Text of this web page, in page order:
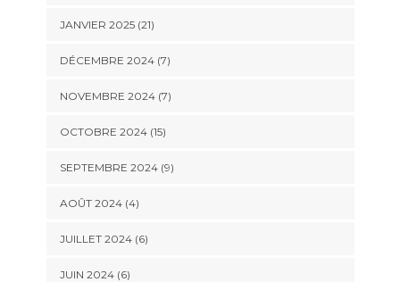
JANVIER 2025 (21)
DÉCEMBRE 2024 (7)
NOVEMBRE 2024 (7)
OCTOBRE 2024 (15)
SEPTEMBRE 2024 (9)
AOÛT 2024 (4)
JUILLET 2024 (6)
JUIN 2024 (6)